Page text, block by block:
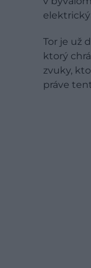
Tor je už
ktorý
zvuky,
práve